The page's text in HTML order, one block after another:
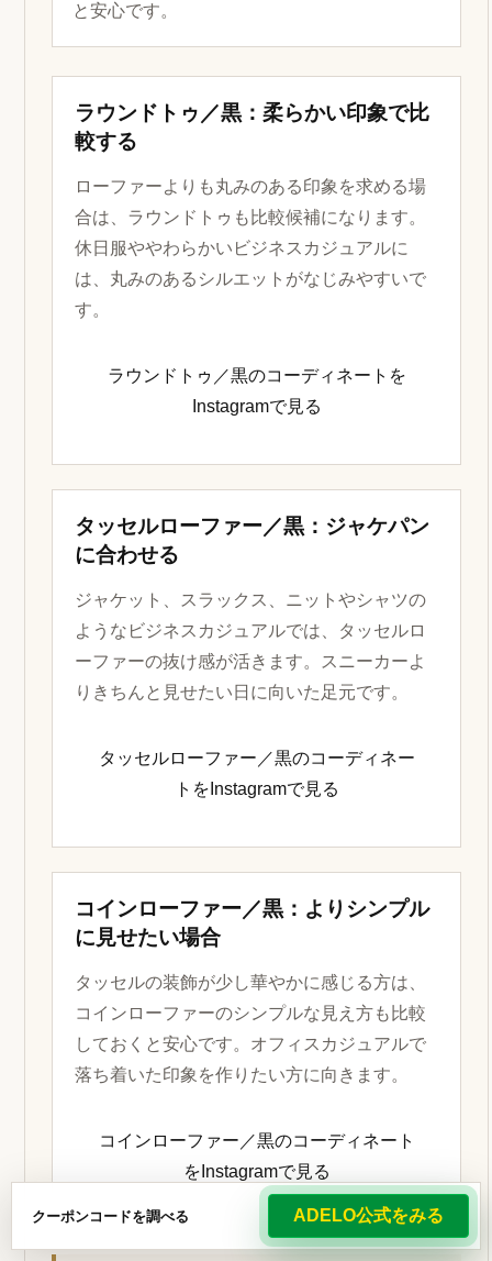
と安心です。
ラウンドトゥ／黒：柔らかい印象で比
較する
ローファーよりも丸みのある印象を求める場
合は、ラウンドトゥも比較候補になります。
休日服ややわらかいビジネスカジュアルに
は、丸みのあるシルエットがなじみやすいで
す。
ラウンドトゥ／黒のコーディネートを
Instagramで見る
タッセルローファー／黒：ジャケパン
に合わせる
ジャケット、スラックス、ニットやシャツの
ようなビジネスカジュアルでは、タッセルロ
ーファーの抜け感が活きます。スニーカーよ
りきちんと見せたい日に向いた足元です。
タッセルローファー／黒のコーディネー
トをInstagramで見る
コインローファー／黒：よりシンプル
に見せたい場合
タッセルの装飾が少し華やかに感じる方は、
コインローファーのシンプルな見え方も比較
しておくと安心です。オフィスカジュアルで
落ち着いた印象を作りたい方に向きます。
コインローファー／黒のコーディネート
をInstagramで見る
クーポンコードを調べる ADELO公式をみる